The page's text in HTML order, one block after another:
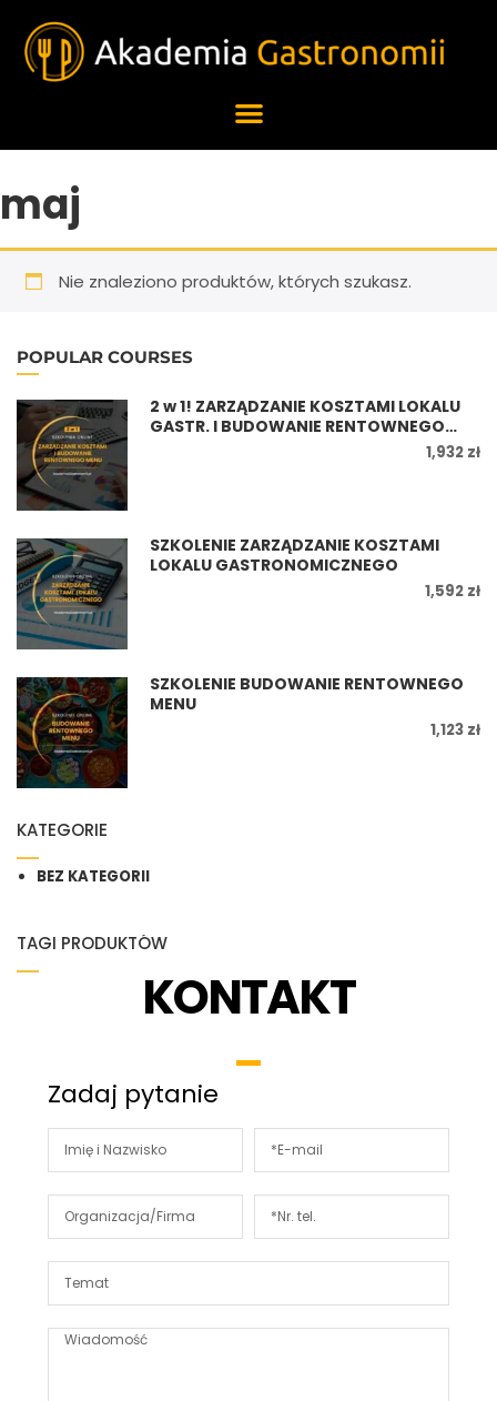
maj
Nie znaleziono produktów, których szukasz.
POPULAR COURSES
2 w 1! ZARZĄDZANIE KOSZTAMI LOKALU
GASTR. I BUDOWANIE RENTOWNEGO
1,932 zł
SZKOLENIE ZARZĄDZANIE KOSZTAMI
LOKALU GASTRONOMICZNEGO
1,592 zł
SZKOLENIE BUDOWANIE RENTOWNEGO
MENU
1,123 zł
KATEGORIE
BEZ KATEGORII
TAGI PRODUKTÓW
KONTAKT
Zadaj pytanie
Alternative: